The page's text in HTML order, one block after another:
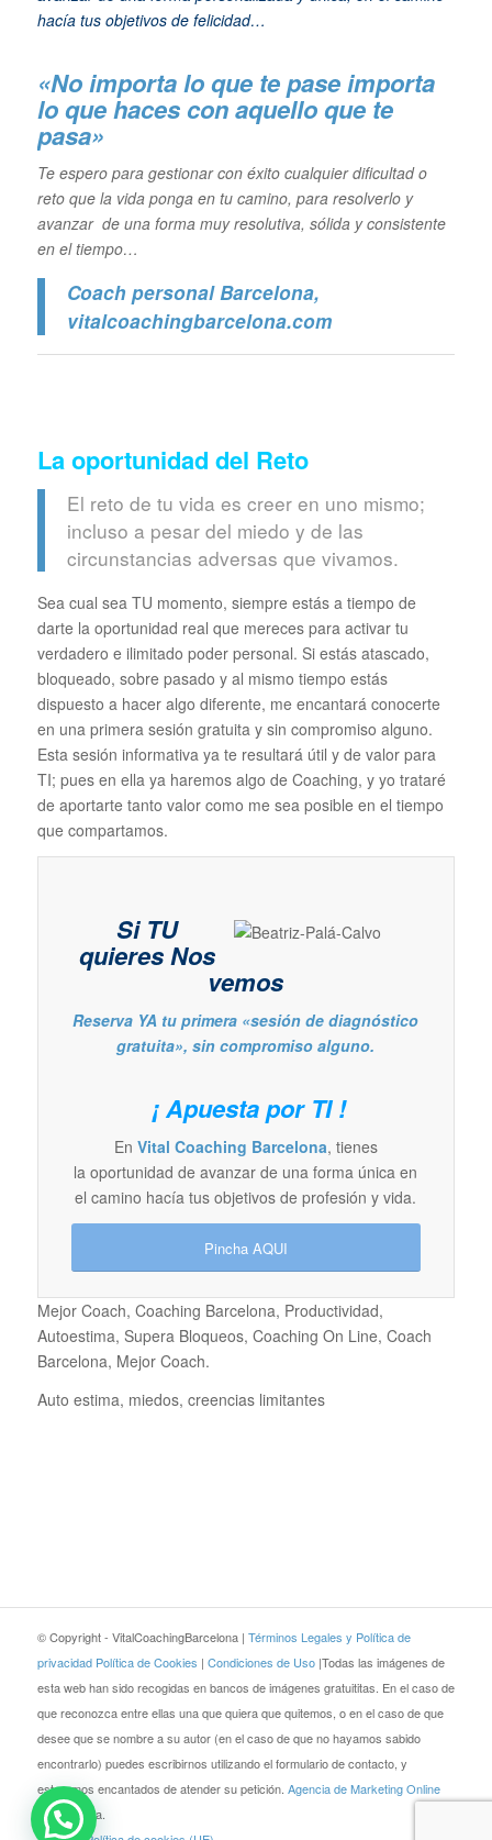
hacía tus objetivos de felicidad…
«No importa lo que te pase importa
lo que haces con aquello que te
pasa»
Te espero para gestionar con éxito cualquier dificultad o
reto que la vida ponga en tu camino, para resolverlo y
avanzar de una forma muy resolutiva, sólida y consistente
en el tiempo…
Coach personal Barcelona,
vitalcoachingbarcelona.com
La oportunidad del Reto
El reto de tu vida es creer en uno mismo;
incluso a pesar del miedo y de las
circunstancias adversas que vivamos.
Sea cual sea TU momento, siempre estás a tiempo de
darte la oportunidad real que mereces para activar tu
verdadero e ilimitado poder personal. Si estás atascado,
bloqueado, sobre pasado y al mismo tiempo estás
dispuesto a hacer algo diferente, me encantará conocerte
en una primera sesión gratuita y sin compromiso alguno.
Esta sesión informativa ya te resultará útil y de valor para
TI; pues en ella ya haremos algo de Coaching, y yo trataré
de aportarte tanto valor como me sea posible en el tiempo
que compartamos.
Si TU
quieresNos
vemos
Reserva YA tu primera «sesión de diagnóstico
gratuita», sin compromiso alguno.
¡ Apuesta por TI !
En Vital Coaching Barcelona, tienes
la oportunidad de avanzar de una forma única en
el camino hacía tus objetivos de profesión y vida.
Pincha AQUI
Mejor Coach, Coaching Barcelona, Productividad,
Autoestima, Supera Bloqueos, Coaching On Line, Coach
Barcelona, Mejor Coach.
Auto estima, miedos, creencias limitantes
© Copyright - VitalCoachingBarcelona | Términos Legales y Política de
privacidad Política de Cookies | Condiciones de Uso |Todas las imágenes de
esta web han sido recogidas en bancos de imágenes gratuititas. En el caso de
que reconozca entre ellas una que quiera que quitemos, o en el caso de que
desee que se nombre a su autor (en el caso de que no hayamos sabido
encontrarlo) puedes escribirnos utilizando el formulario de contacto, y
estaremos encantados de atender su petición. Agencia de Marketing Online
JEZZ Media.